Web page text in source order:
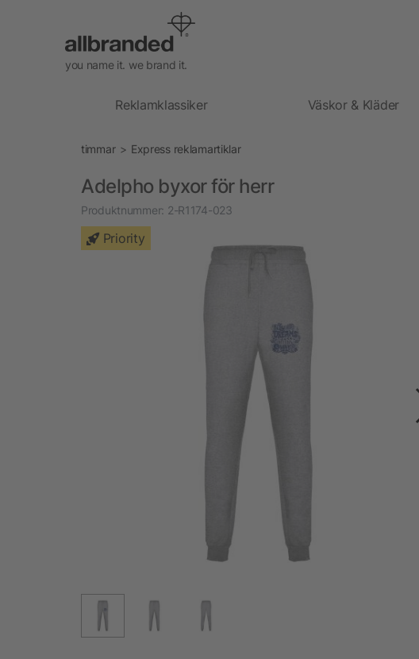
you name it. we brand it.
Reklamklassiker Väskor & Kläder
timmar Express reklamartiklar
Adelpho byxor för herr
Produktnummer: 2-R1174-023
Priority